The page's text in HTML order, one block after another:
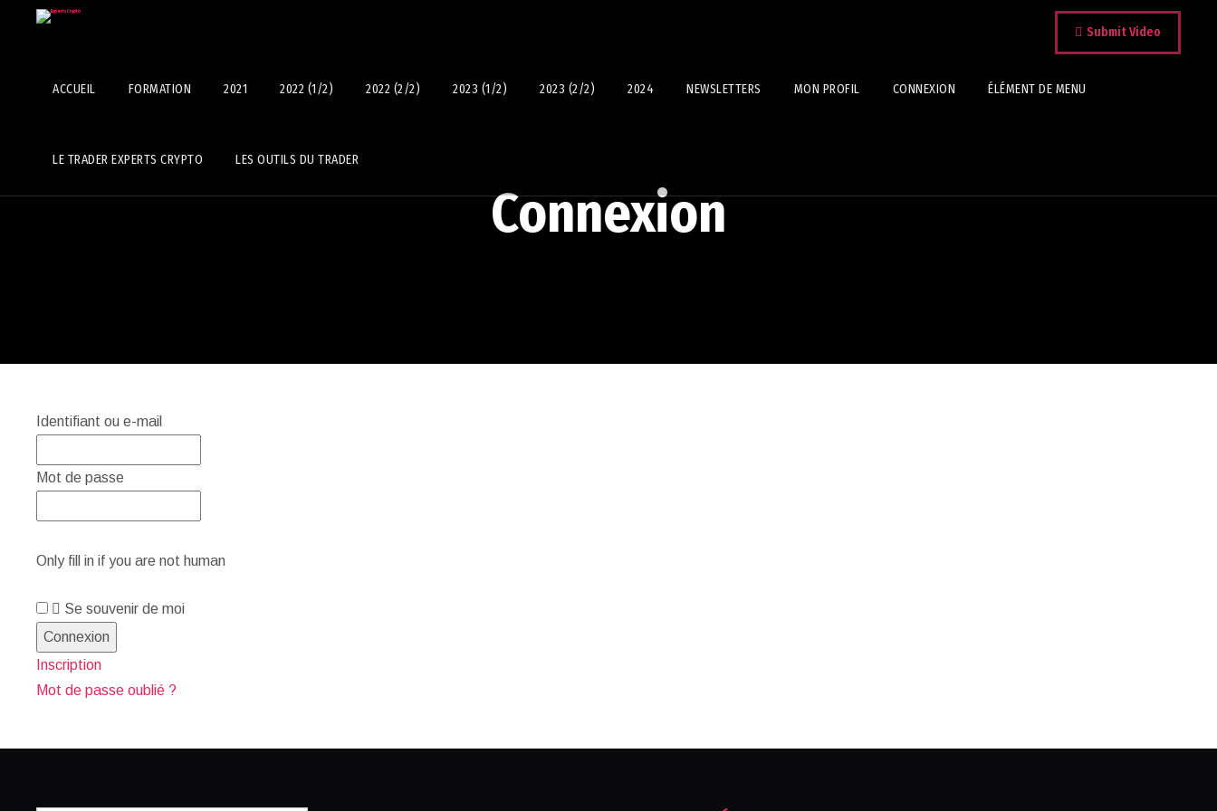
Submit Video
ACCUEIL FORMATION 2021 2022 (1/2) 2022 (2/2) 2023 (1/2) 2023 (2/2) 2024 NEWSLETTERS MON PROFIL CONNEXION ÉLÉMENT DE MENU
LE TRADER EXPERTS CRYPTO LES OUTILS DU TRADER
Connexion
Identifiant ou e-mail
Mot de passe
Only fill in if you are not human
Se souvenir de moi
Inscription
Mot de passe oublié ?